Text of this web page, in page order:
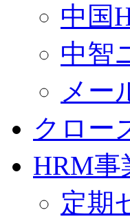
中国
中智
メー
クロー
HRM事
定期